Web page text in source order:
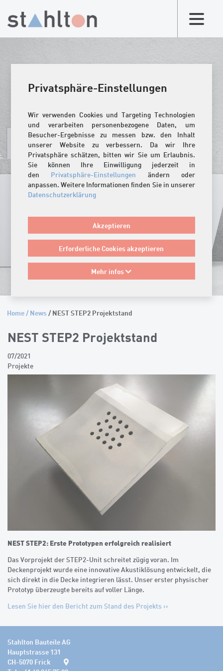
Privatsphäre-Einstellungen
Wir verwenden Cookies und Targeting Technologien
und verarbeiten personenbezogene Daten, um
Besucher-Ergebnisse zu messen bzw. den Inhalt
unserer Website zu verbessern. Da wir Ihre
Privatsphäre schätzen, bitten wir Sie um Erlaubnis.
Sie können Ihre Einwilligung jederzeit in
den Privatsphäre-Einstellungen ändern oder
anpassen. Weitere Informationen finden Sie in unserer
Datenschutzerklärung
Akzeptieren
Erforderliche Cookies akzeptieren
Mehr infos
Home/News/ NEST STEP2 Projektstand
NEST STEP2 Projektstand
07/2021
Projekte
NEST STEP2: Erste Prototypen erfolgreich realisiert
Das Vorprojekt der STEP2-Unit schreitet zügig voran. Im
Deckenprojekt wurde eine innovative Akustiklösung entwickelt, die
sich direkt in die Decke integrieren lässt. Unser erster physischer
Prototyp überzeugte bereits auf voller Länge.
Lesen Sie hier den Bericht zum Stand des Projekts >>
Stahlton Bauteile AG
Hauptstrasse 131
CH-5070 Frick